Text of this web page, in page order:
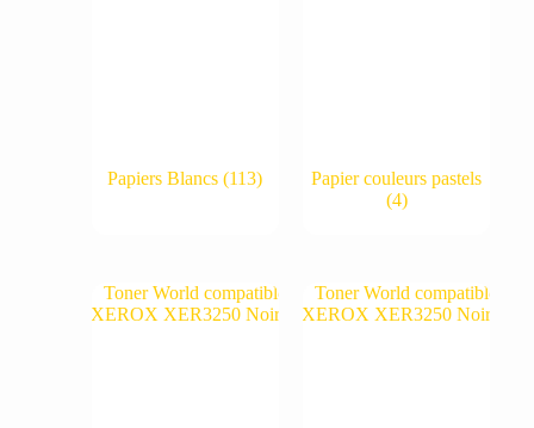
Papiers Blancs(113)
Papier couleurs pastels
(4)